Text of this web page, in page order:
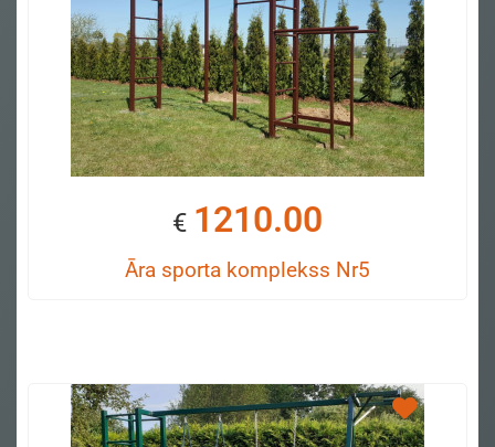
€ 1210.00
Āra sporta komplekss Nr5